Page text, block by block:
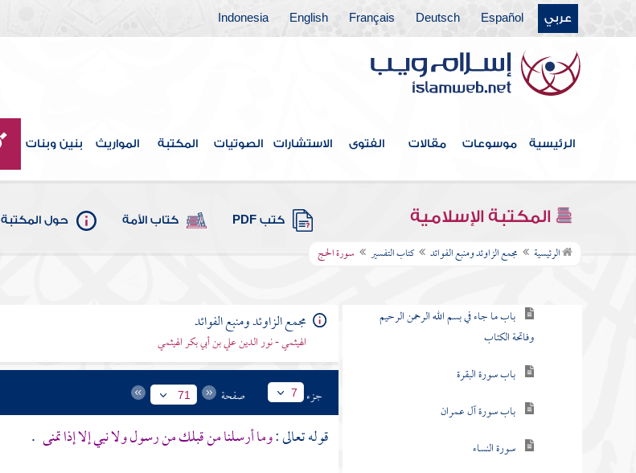
عربي Español
Deutsch
Français
English
Indonesia
الرئيسية موسوعات مقالات الفتوى الاستشارات الصوتيات المكتبة المواريث بنين وبنات
المكتبة الإسلامية كتب PDF كتاب الأمة حول المكتبة
الرئيسية مجمع الزاوئد ومنبع الفوائد كتاب التفسير سورة الحج
كتاب الخلافة
كتاب الجهاد
كتاب المغازي والسير
كتاب قتال أهل البغي
كتاب الحدود والديات
كتاب الديات
كتاب التفسير
باب ما جاء في بسم الله الرحمن الرحيم
وفاتحة الكتاب
باب سورة البقرة
باب سورة آل عمران
سورة النساء
مجمع الزاوئد ومنبع الفوائد
الهيثمي - نور الدين علي بن أبي بكر الهيثمي
جزء 7 صفحة 71
قوله تعالى :وما أرسلنا من قبلك من رسول ولا نبي إلا إذا تمنى .